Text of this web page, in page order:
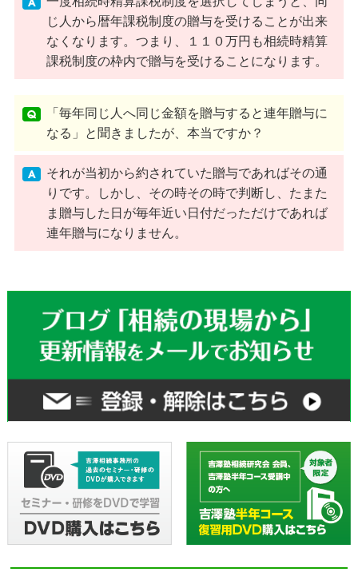
じ人から暦年課税制度の贈与を受けることが出来
なくなります。つまり、１１０万円も相続時精算
課税制度の枠内で贈与を受けることになります。
「毎年同じ人へ同じ金額を贈与すると連年贈与に
なる」と聞きましたが、本当ですか？
それが当初から約されていた贈与であればその通
りです。しかし、その時その時で判断し、たまた
ま贈与した日が毎年近い日付だっただけであれば
連年贈与になりません。